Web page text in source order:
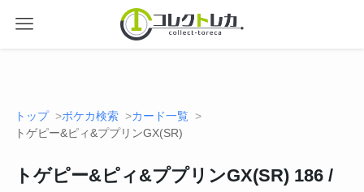
トップ ポケカ検索
カード一覧
トゲピー&ピィ&ププリンGX(SR)
トゲピー&ピィ&ププリンGX(SR) 186 /